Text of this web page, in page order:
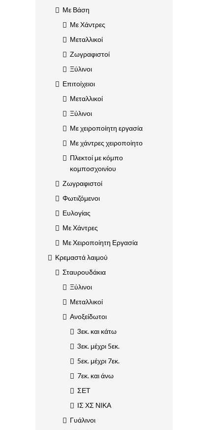
Με Βάση
Με Χάντρες
Μεταλλικοί
Ζωγραφιστοί
Ξύλινοι
Επιτοίχειοι
Μεταλλικοί
Ξύλινοι
Με χειροποίητη εργασία
Με χάντρες χειροποίητο
Πλεκτοί με κόμπο
κομποσχοινίου
Ζωγραφιστοί
Φωτιζόμενοι
Ευλογίας
Με Χάντρες
Με Χειροποίητη Εργασία
Κρεμαστά λαιμού
Σταυρουδάκια
Ξύλινοι
Μεταλλικοί
Ανοξείδωτοι
3εκ. και κάτω
3εκ. μέχρι 5εκ.
5εκ. μέχρι 7εκ.
7εκ. και άνω
ΣΕΤ
ΙΣ ΧΣ ΝΙΚΑ
Γυάλινοι